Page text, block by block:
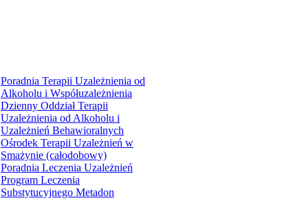
Poradnia Terapii Uzależnienia od
Alkoholu i Współuzależnienia
Dzienny Oddział Terapii
Uzależnienia od Alkoholu i
Uzależnień Behawioralnych
Ośrodek Terapii Uzależnień w
Smażynie (całodobowy)
Poradnia Leczenia Uzależnień
Program Leczenia
Substytucyjnego Metadon